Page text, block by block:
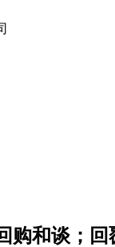
购和谈；回